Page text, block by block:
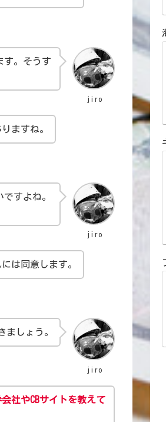
jiro
す。そうす
ますね。
jiro
すよね。
は同意します。
jiro
ましょう。
社やCBサイトを教えて